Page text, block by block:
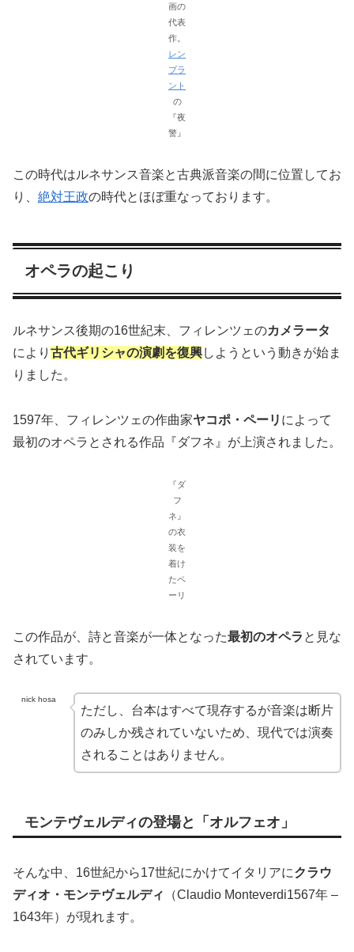
画の
代表
作。
レン
ブラ
ント
の
『夜
警』
この時代はルネサンス音楽と古典派音楽の間に位置してお
り、 絶対王政の時代とほぼ重なっております。
オペラの起こり
ルネサンス後期の16世紀末、フィレンツェのカメラータ
により 古代ギリシャの演劇を復興しようという動きが始ま
りました。
1597年、フィレンツェの作曲家ヤコポ・ペーリ によって
最初のオペラとされる作品『ダフネ』が上演されました。
『ダ
フ
ネ』
の衣
装を
着け
たペ
ーリ
この作品が、詩と音楽が一体となった最初のオペラ と見な
されています。
nick hosa
ただし、台本はすべて現存するが音楽は断片
のみしか残されていないため、現代では演奏
されることはありません。
モンテヴェルディの登場と「オルフェオ」
そんな中、16世紀から17世紀にかけてイタリアにクラウ
ディオ・モンテヴェルディ
（Claudio Monteverdi1567年 –
1643年）が現れます。